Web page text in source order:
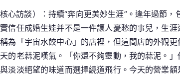
投
資
心訪談）：持續“奔向更美妙生涯”。逢年過節
信任成婚生娃并不是一件讓人憂愁的事兒，生
為「宇宙水餃中心」的店裡，但這間店的外觀
的老蒜泥嘆氣。「你還不夠靈動，我的蒜泥。
淡淡絕望的味道而選擇繞道飛行。今天的營業